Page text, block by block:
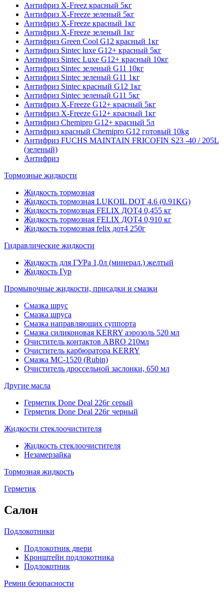
Антифриз X-Freez красный 5кг
Антифриз X-Freeze зеленый 5кг
Антифриз X-Freeze красный 1кг
Антифриз X-Freeze зеленый 1кг
Антифриз Green Cool G12 красный 1кг
Антифриз Sintec luxe G12+ красный 5кг
Антифриз Sintec Luxe G12+ красный 10кг
Антифриз Sintec зеленый G11 10кг
Антифриз Sintec зеленый G11 1кг
Антифриз Sintec красный G12 1кг
Антифриз Sintec зеленый G11 5кг
Антифриз X-Freeze G12+ красный 5кг
Антифриз X-Freeze G12+ красный 1кг
Антифриз Chemipro G12+ красный 5л
Антифриз красный Chemipro G12 готовый 10kg
Антифриз FUCHS MAINTAIN FRICOFIN S23 -40 / 205L
(зеленый)
Антифриз
Тормозные жидкости
Жидкость тормозная
Жидкость тормозная LUKOIL DOT 4.6 (0.91KG)
Жидкость тормозная FELIX ДОТ4 0,455 кг
Жидкость тормозная FELIX ДОТ4 0,910 кг
Жидкость тормозная felix дот4 250г
Гидравлические жидкости
Жидкость для ГУРа 1,0л (минерал.) желтый
Жидкость Гур
Промывочные жидкости, присадки и смазки
Смазка шрус
Смазка шруса
Смазка направляющих суппорта
Смазка силиконовая KERRY аэрозоль 520 мл
Очиститель контактов ABRO 210мл
Очиститель карбюратора KERRY
Смазка МС-1520 (Rubin)
Очиститель дроссельной заслонки, 650 мл
Другие масла
Герметик Done Deal 226г серый
Герметик Done Deal 226г черный
Жидкости стеклоочистителя
Жидкость стеклоочистителя
Незамерзайка
Тормозная жидкость
Герметик
Салон
Подлокотники
Подлокотник двери
Кронштейн подлокотника
Подлокотник
Ремни безопасности